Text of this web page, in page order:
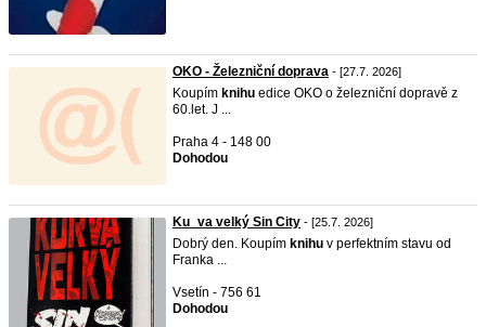
OKO - Železniční doprava - [27.7. 2026]
Koupím knihu edice OKO o železniční dopravě z
60.let. J ...
Praha 4 - 148 00
Dohodou
Ku_va velký Sin City - [25.7. 2026]
Dobrý den. Koupím knihu v perfektním stavu od
Franka ...
Vsetín - 756 61
Dohodou